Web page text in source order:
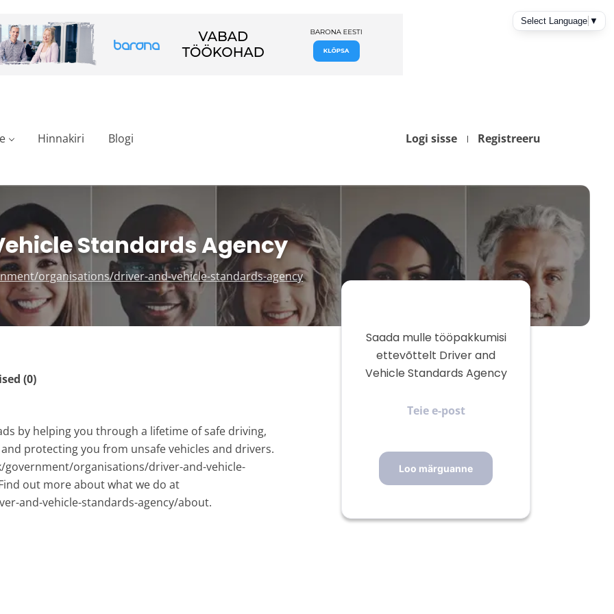
Logi sisse Registreeru
Hinnakiri Blogi
Standards Agency
organisations/driver-and-vehicle-standards-agency
(0)
by helping you through a lifetime of safe driving,
protecting you from unsafe vehicles and drivers.
government/organisations/driver-and-vehicle-
out more about what we do at
and-vehicle-standards-agency/about.
Saada mulle tööpakkumisi
ettevõttelt Driver and
Vehicle Standards Agency